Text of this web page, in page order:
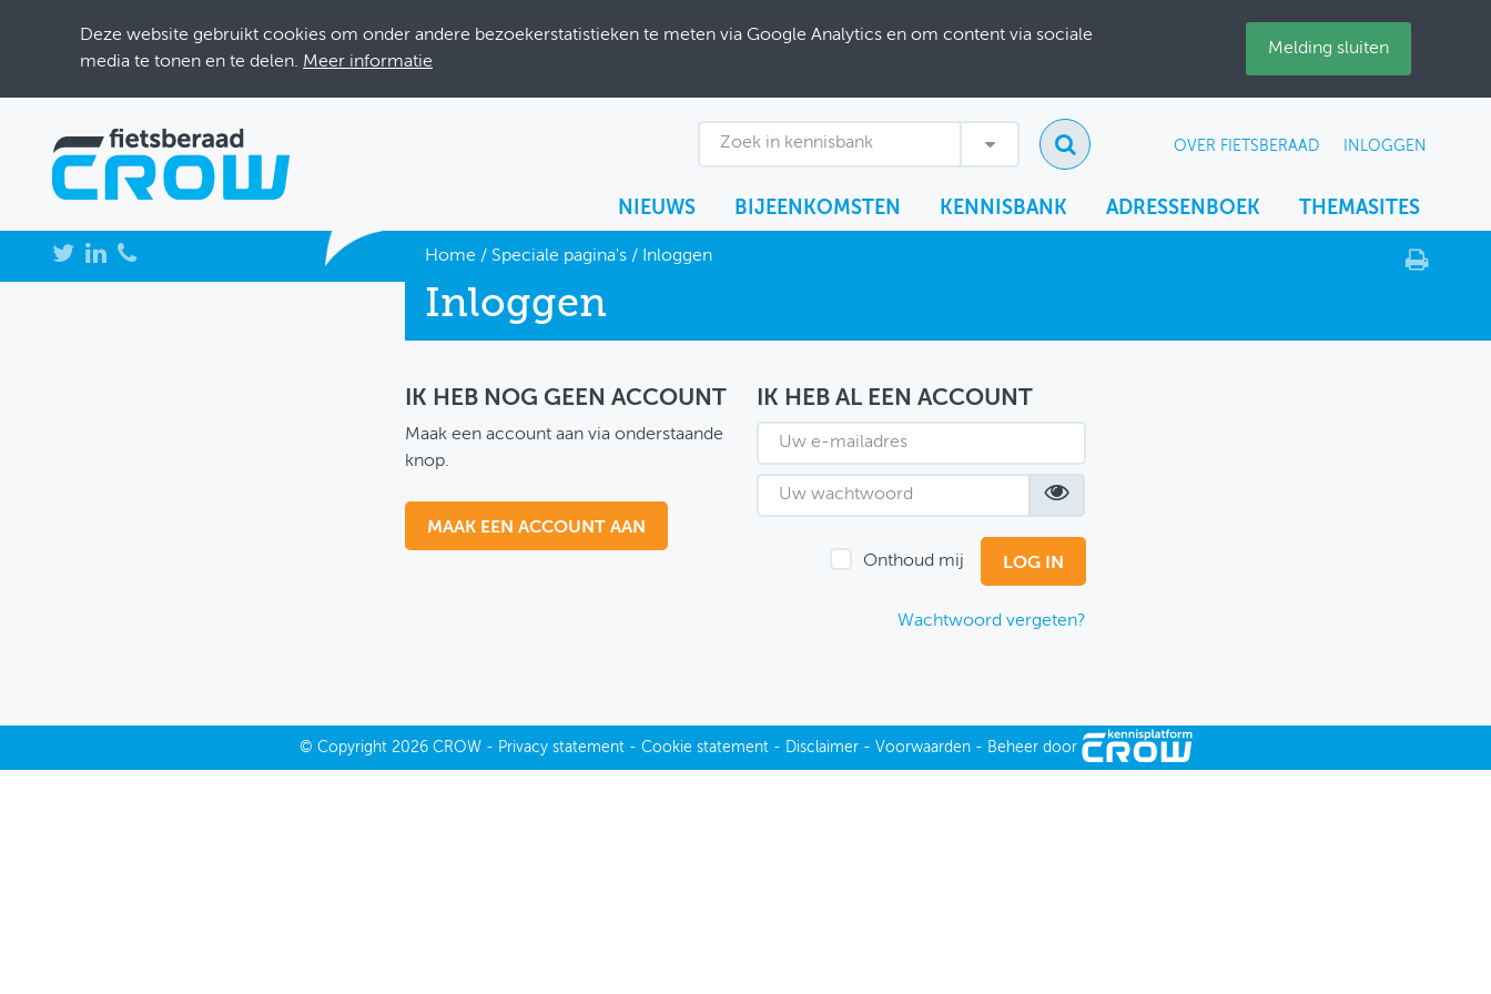
Deze website gebruikt cookies om onder andere bezoekerstatistieken te meten via Google Analytics en om content via sociale
media te tonen en te delen. Meer informatie
Melding sluiten
Zoek in kennisbank OVER FIETSBERAAD INLOGGEN
NIEUWS BIJEENKOMSTEN KENNISBANK ADRESSENBOEK THEMASITES
NIEUWS Home / Speciale pagina's/ Inloggen
Inloggen
IK HEB NOG GEEN ACCOUNT
Maak een account aan via onderstaande
knop.
MAAK EEN ACCOUNT AAN
IK HEB AL EEN ACCOUNT
Onthoud mij
Wachtwoord vergeten?
© Copyright2026 CROW - Privacy statement- Cookie statement- Disclaimer- Voorwaarden - Beheer door